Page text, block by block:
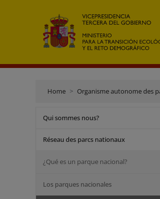
Home Organisme autonome des
Qui sommes nous?
Réseau des parcs nationaux
¿Qué es un parque nacional?
Los parques nacionales